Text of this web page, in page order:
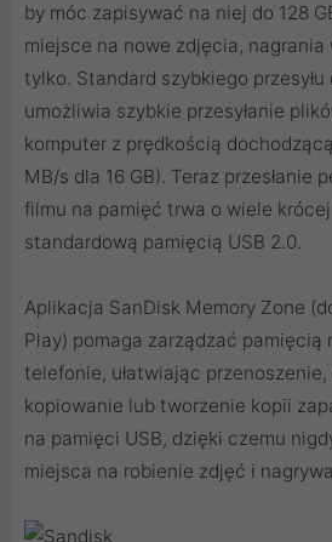
by móc zapisywać na niej do 128
miejsce na nowe zdjęcia, nagrania
tylko. Standard szybkiego
umożliwia szybkie przesyłanie
komputer z prędkością
MB/s dla 16 GB). Teraz przesłanie
filmu na pamięć trwa o wiele
standardową pamięcią USB 2.0.
Aplikacja SanDisk Memory Zone
Play) pomaga zarządzać pamięcią
telefonie, ułatwiając
kopiowanie lub tworzenie kopii
na pamięci USB, dzięki czemu
miejsca na robienie zdjęć i